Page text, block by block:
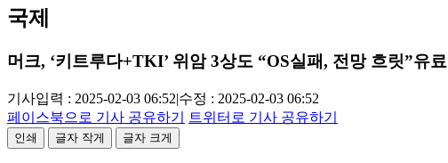
국제
머크, ‘키트루다+TKI’ 위암 3상도 “OS실패, 전망 흐릿”유료
기사입력 : 2025-02-03 06:52|수정 : 2025-02-03 06:52
페이스북으로 기사 공유하기
트위터로 기사 공유하기
인쇄 글자 작게 글자 크게